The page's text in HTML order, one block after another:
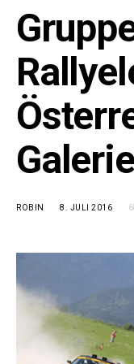
Galerie
ROBIN 8. JULI 2016